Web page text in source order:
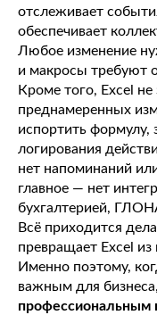
отслеживает
обеспечивает
Любое изменение
и макросы требуют
Кроме того, Excel
преднамеренных
испортить формулу,
логирования
нет напоминаний
главное — нет
бухгалтерией,
Всё приходится
превращает Excel
Именно поэтому,
важным для